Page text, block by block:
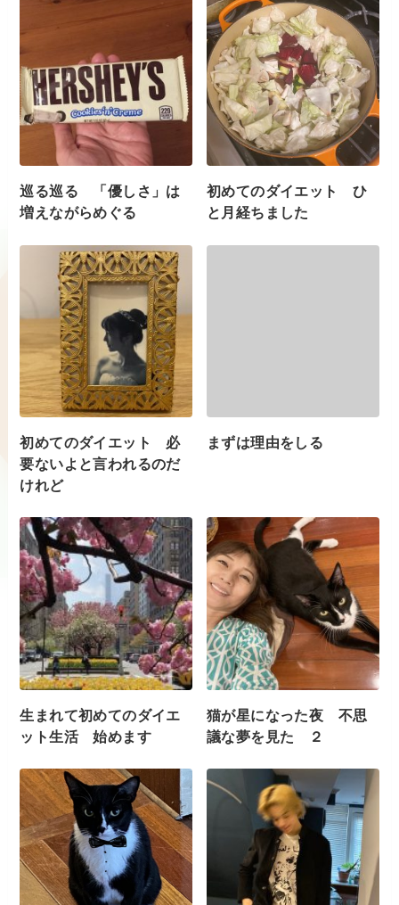
巡る巡る 「優しさ」は
増えながらめぐる
初めてのダイエット ひ
と月経ちました
初めてのダイエット 必
要ないよと言われるのだ
けれど
まずは理由をしる
生まれて初めてのダイエ
ット生活 始めます
猫が星になった夜 不思
議な夢を見た ２